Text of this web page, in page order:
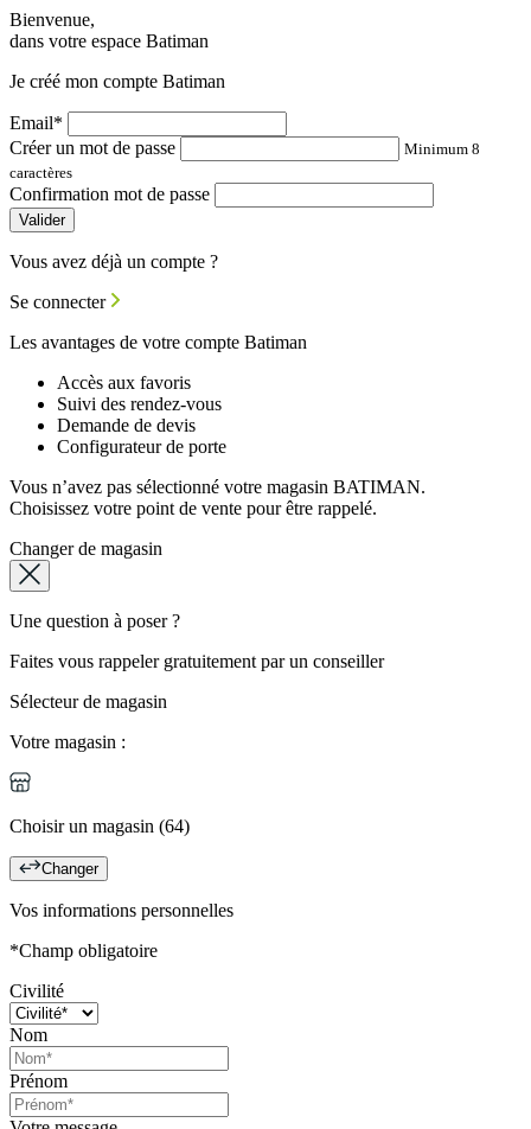
Bienvenue,
dans votre espace Batiman
Je créé mon compte Batiman
Email*
Créer un mot de passe
Minimum 8
caractères
Confirmation mot de passe
Valider
Vous avez déjà un compte ?
Se connecter
Les avantages de votre compte Batiman
Accès aux favoris
Suivi des rendez-vous
Demande de devis
Configurateur de porte
Vous n’avez pas sélectionné votre magasin BATIMAN.
Choisissez votre point de vente pour être rappelé.
Changer de magasin
Une question à poser ?
Faites vous rappeler gratuitement par un conseiller
Sélecteur de magasin
Votre magasin :
Choisir un magasin (64)
Changer
Vos informations personnelles
*Champ obligatoire
Civilité
Nom
Prénom